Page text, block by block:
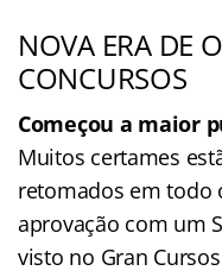
NOVA ERA DE
CONCURSOS
Começou a maior
Muitos certames
retomados em todo
aprovação com um
visto no Gran